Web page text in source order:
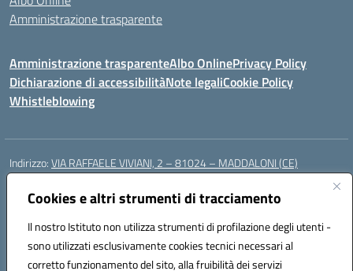
Cookies e altri strumenti di tracciamento
Il nostro Istituto non utilizza strumenti di profilazione degli utenti -
sono utilizzati esclusivamente cookies tecnici necessari al
corretto funzionamento del sito, alla fruibilità dei servizi
Amministrazione trasparente
Amministrazione trasparenteAlbo OnlinePrivacy Policy
Dichiarazione di accessibilitàNote legaliCookie Policy
Whistleblowing
Indirizzo:VIA RAFFAELE VIVIANI, 2 – 81024 – MADDALONI (CE)
Centralino:
Posta elettronica certificata (PEC):ceic8av00r@pec.istruzione.it
Codice fiscale: 93086020612
Codice meccanografico:CEIC8AV00R
Codice Indice delle Pubbliche Amministrazioni (IPA): icamm